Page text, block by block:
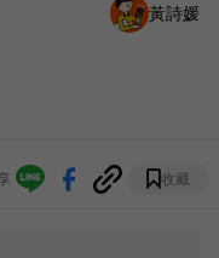
黃詩媛
收藏